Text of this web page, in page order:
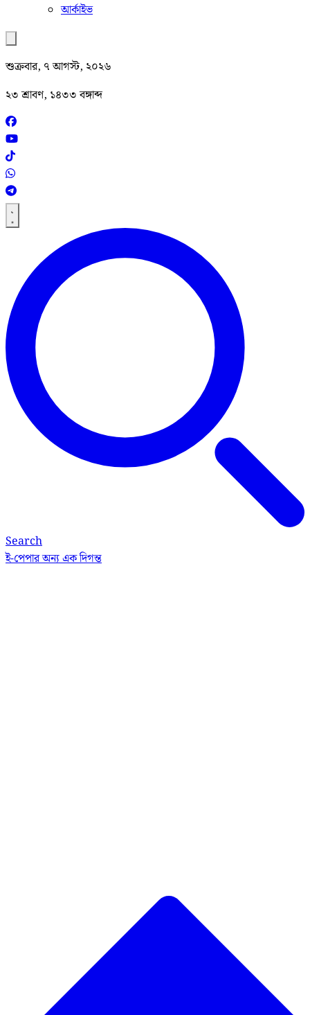
আর্কাইভ
শুক্রবার, ৭ আগস্ট, ২০২৬
২৩ শ্রাবণ, ১৪৩৩ বঙ্গাব্দ
Search
ই-পেপারঅন্য এক দিগন্ত